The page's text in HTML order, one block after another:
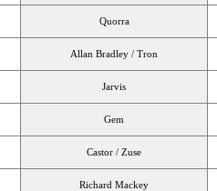
Quorra
Allan Bradley / Tron
Jarvis
Gem
Castor / Zuse
Richard Mackey